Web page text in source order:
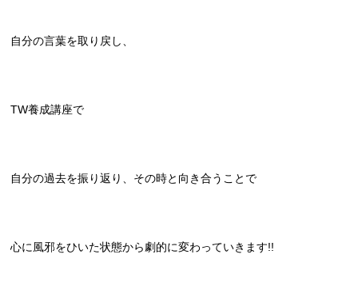
自分の言葉を取り戻し、
TW養成講座で
自分の過去を振り返り、その時と向き合うことで
心に風邪をひいた状態から劇的に変わっていきます!!